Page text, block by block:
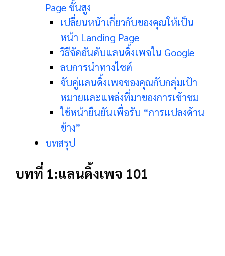
Page ขั้นสูง
เปลี่ยนหน้าเกี่ยวกับของคุณให้เป็น
หน้า Landing Page
วิธีจัดอันดับแลนดิ้งเพจใน Google
ลบการนำทางไซต์
จับคู่แลนดิ้งเพจของคุณกับกลุ่มเป้า
หมายและแหล่งที่มาของการเข้าชม
ใช้หน้ายืนยันเพื่อรับ “การแปลงด้าน
ข้าง”
บทสรุป
บทที่ 1:แลนดิ้งเพจ 101